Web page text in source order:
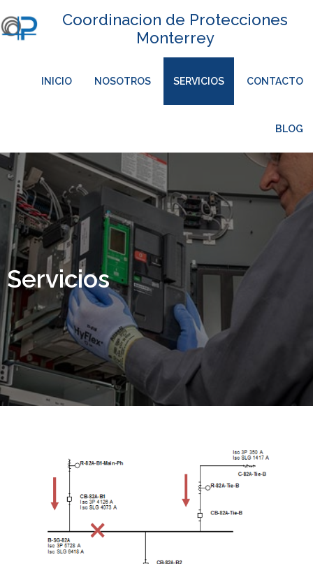
Coordinacion de Protecciones
Monterrey
INICIO NOSOTROS SERVICIOS CONTACTO
BLOG
Servicios